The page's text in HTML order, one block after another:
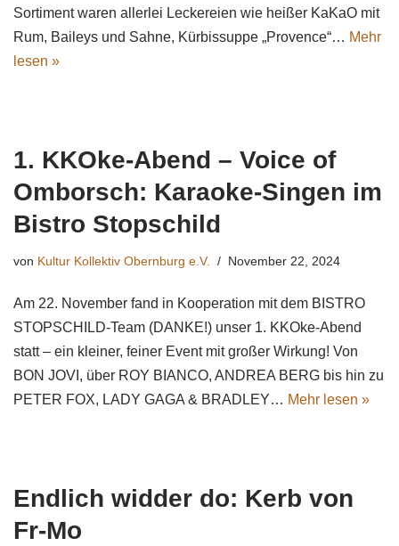
Sortiment waren allerlei Leckereien wie heißer KaKaO mit
Rum, Baileys und Sahne, Kürbissuppe „Provence“… Mehr
lesen »
1. KKOke-Abend – Voice of
Omborsch: Karaoke-Singen im
Bistro Stopschild
von Kultur Kollektiv Obernburg e.V. November 22, 2024
Am 22. November fand in Kooperation mit dem BISTRO
STOPSCHILD-Team (DANKE!) unser 1. KKOke-Abend
statt – ein kleiner, feiner Event mit großer Wirkung! Von
BON JOVI, über ROY BIANCO, ANDREA BERG bis hin zu
PETER FOX, LADY GAGA & BRADLEY… Mehr lesen »
Endlich widder do: Kerb von
Fr-Mo